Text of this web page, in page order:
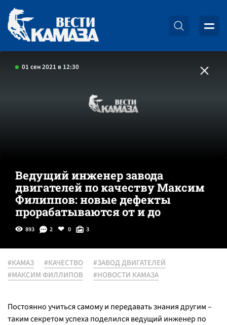
01 сен 2021 в 12:30
Ведущий инженер завода
двигателей по качеству Максим
Филиппов: новые дефекты
прорабатываются от и до
893 2 0 3
#КАМАЗ #КАЧЕСТВО
#ЗАВОД ДВИГАТЕЛЕЙ
#МАКСИМ ФИЛЛИПОВ
#НОВОСТИ КАМАЗА
Постоянно учиться самому и передавать знания другим –
таким секретом успеха поделился ведущий инженер по